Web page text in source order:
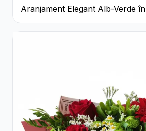
Aranjament Elegant Alb-Verde în
Cutie Gri